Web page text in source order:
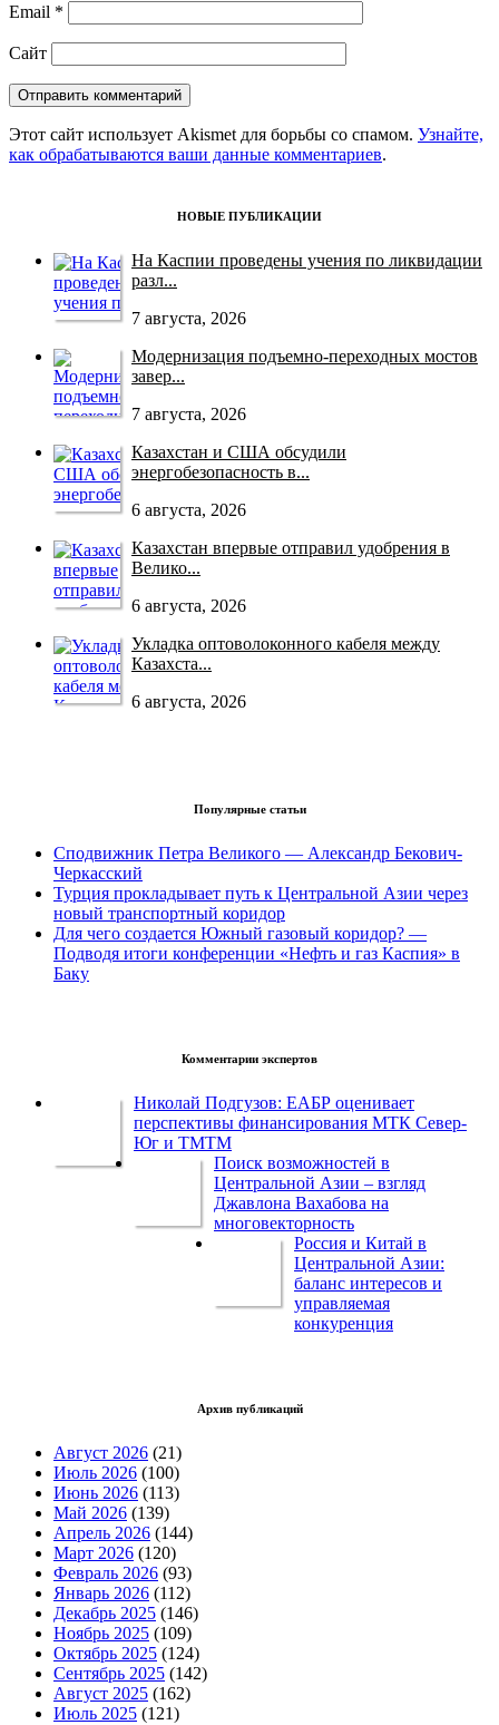
Email *
Сайт
Этот сайт использует Akismet для борьбы со спамом. Узнайте,
как обрабатываются ваши данные комментариев.
НОВЫЕ ПУБЛИКАЦИИ
На Каспии проведены учения по ликвидации
разл...
7 августа, 2026
Модернизация подъемно-переходных мостов
завер...
7 августа, 2026
Казахстан и США обсудили
энергобезопасность в...
6 августа, 2026
Казахстан впервые отправил удобрения в
Велико...
6 августа, 2026
Укладка оптоволоконного кабеля между
Казахста...
6 августа, 2026
Популярные статьи
Сподвижник Петра Великого — Александр Бекович-
Черкасский
Турция прокладывает путь к Центральной Азии через
новый транспортный коридор
Для чего создается Южный газовый коридор? —
Подводя итоги конференции «Нефть и газ Каспия» в
Баку
Комментарии экспертов
Николай Подгузов: ЕАБР оценивает
перспективы финансирования МТК Север-
Юг и ТМТМ
Поиск возможностей в
Центральной Азии – взгляд
Джавлона Вахабова на
многовекторность
Россия и Китай в
Центральной Азии:
баланс интересов и
управляемая
конкуренция
Архив публикаций
Август 2026 (21)
Июль 2026 (100)
Июнь 2026 (113)
Май 2026 (139)
Апрель 2026 (144)
Март 2026 (120)
Февраль 2026 (93)
Январь 2026 (112)
Декабрь 2025 (146)
Ноябрь 2025 (109)
Октябрь 2025 (124)
Сентябрь 2025 (142)
Август 2025 (162)
Июль 2025 (121)